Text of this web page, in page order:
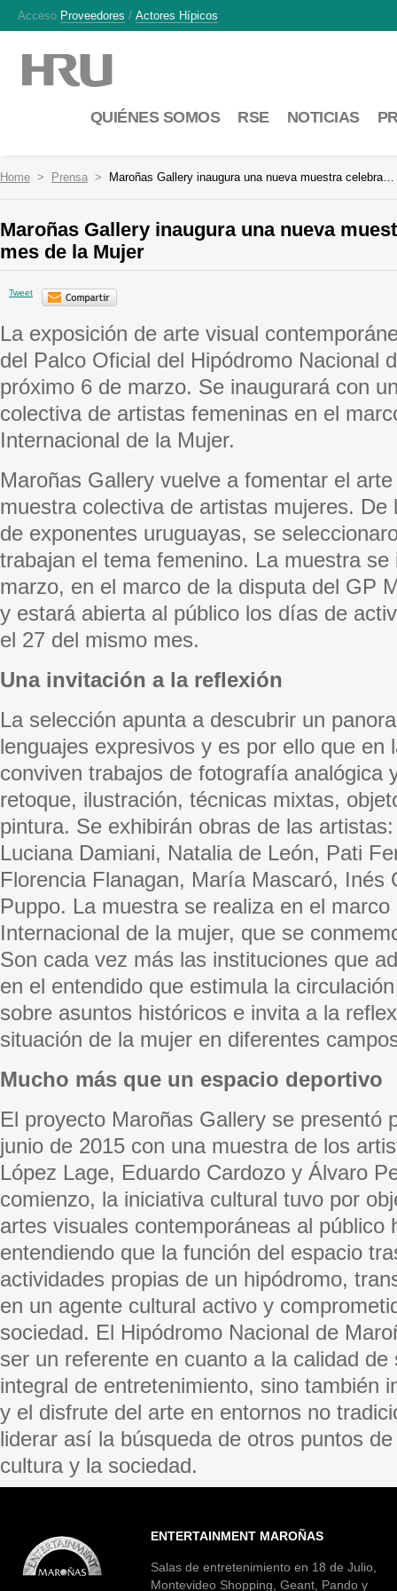
Acceso Proveedores / Actores Hípicos
QUIÉNES SOMOS RSE NOTICIAS
Home Prensa Maroñas Gallery inaugura una nueva muestra celebra…
Maroñas Gallery inaugura una nueva
mes de la Mujer
Tweet
La exposición de arte visual
del Palco Oficial del Hipódromo Nacional
próximo 6 de marzo. Se inaugurará con
colectiva de artistas femeninas en el
Internacional de la Mujer.
Maroñas Gallery vuelve a fomentar el
muestra colectiva de artistas mujeres. De
de exponentes uruguayas, se
trabajan el tema femenino. La muestra se
marzo, en el marco de la disputa del GP
y estará abierta al público los días de
el 27 del mismo mes.
Una invitación a la reflexión
La selección apunta a descubrir un
lenguajes expresivos y es por ello que en
conviven trabajos de fotografía analógica
retoque, ilustración, técnicas mixtas,
pintura. Se exhibirán obras de las
Luciana Damiani, Natalia de León, Pati
Florencia Flanagan, María Mascaró, Inés
Puppo. La muestra se realiza en el marco
Internacional de la mujer, que se
Son cada vez más las instituciones que
en el entendido que estimula la
sobre asuntos históricos e invita a la
situación de la mujer en diferentes
Mucho más que un espacio deportivo
El proyecto Maroñas Gallery se presentó
junio de 2015 con una muestra de los
López Lage, Eduardo Cardozo y Álvaro
comienzo, la iniciativa cultural tuvo por
artes visuales contemporáneas al público
entendiendo que la función del espacio
actividades propias de un hipódromo,
en un agente cultural activo y
sociedad. El Hipódromo Nacional de
ser un referente en cuanto a la calidad de
integral de entretenimiento, sino también
y el disfrute del arte en entornos no
liderar así la búsqueda de otros puntos
cultura y la sociedad.
ENTERTAINMENT MAROÑAS
Salas de entretenimiento en 18 de Julio,
Montevideo Shopping, Geant, Pando y